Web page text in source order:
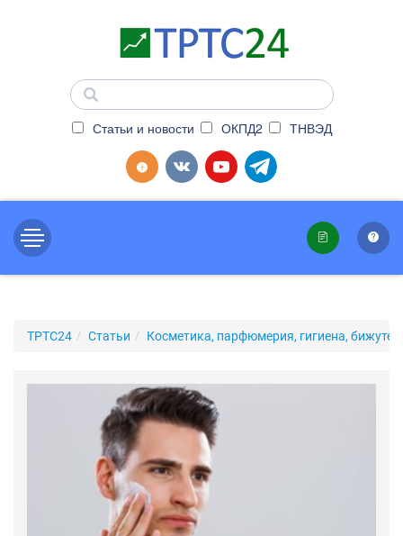
Статьи и новости ОКПД2 ТНВЭД
ТРТС24 Статьи Косметика, парфюмерия, гигиена,